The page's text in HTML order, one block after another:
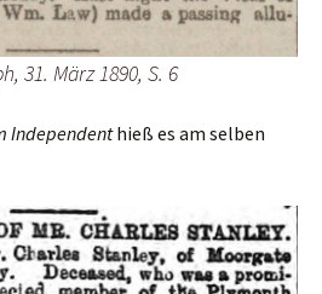
31. März 1890, S. 6
Independenthieß es am selben